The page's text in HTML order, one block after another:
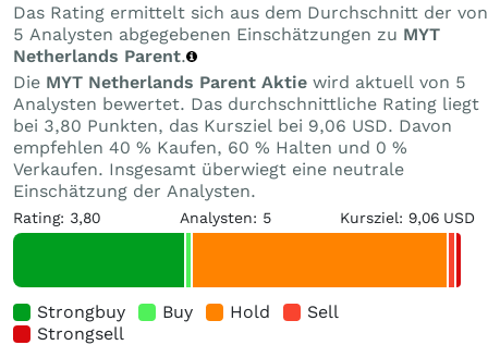
Das Rating ermittelt sich aus dem Durchschnitt der von
5 Analysten abgegebenen Einschätzungen zu MYT
Netherlands Parent.
Die MYT Netherlands Parent Aktie wird aktuell von 5
Analysten bewertet. Das durchschnittliche Rating liegt
bei 3,80 Punkten, das Kursziel bei 9,06 USD. Davon
empfehlen 40 % Kaufen, 60 % Halten und 0 %
Verkaufen. Insgesamt überwiegt eine neutrale
Einschätzung der Analysten.
Rating: 3,80 Analysten: 5 Kursziel: 9,06 USD
Strongbuy Buy Hold
Sell
Strongsell